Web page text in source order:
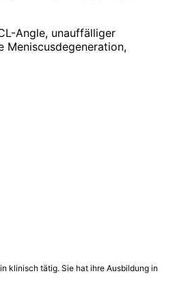
Angle, unauffälliger
Meniscusdegene­ration,
klinisch tätig. Sie hat ihre Ausbildung in